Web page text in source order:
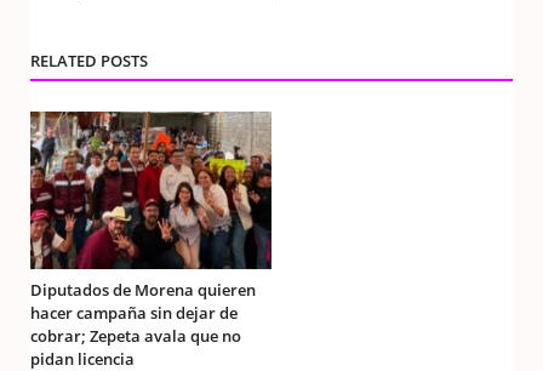
RELATED POSTS
Diputados de Morena quieren
hacer campaña sin dejar de
cobrar; Zepeta avala que no
pidan licencia